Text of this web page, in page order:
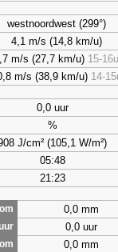
westnoordwest (299°)
4,1 m/s (14,8 km/u)
m/s (27,7 km/u) 15-16u
m/s (38,9 km/u) 14-
0,0 uur
%
J/cm² (105,1 W/m²)
05:48
21:23
0,0 mm
0,0 uur
0,0 mm